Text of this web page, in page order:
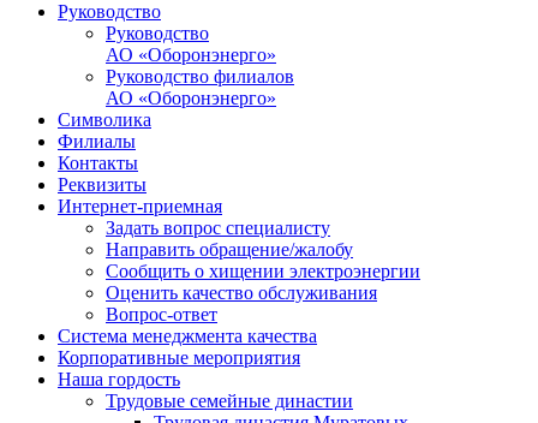
Руководство
Руководство
АО «Оборонэнерго»
Руководство филиалов
АО «Оборонэнерго»
Символика
Филиалы
Контакты
Реквизиты
Интернет-приемная
Задать вопрос специалисту
Направить обращение/жалобу
Сообщить о хищении электроэнергии
Оценить качество обслуживания
Вопрос-ответ
Система менеджмента качества
Корпоративные мероприятия
Наша гордость
Трудовые семейные династии